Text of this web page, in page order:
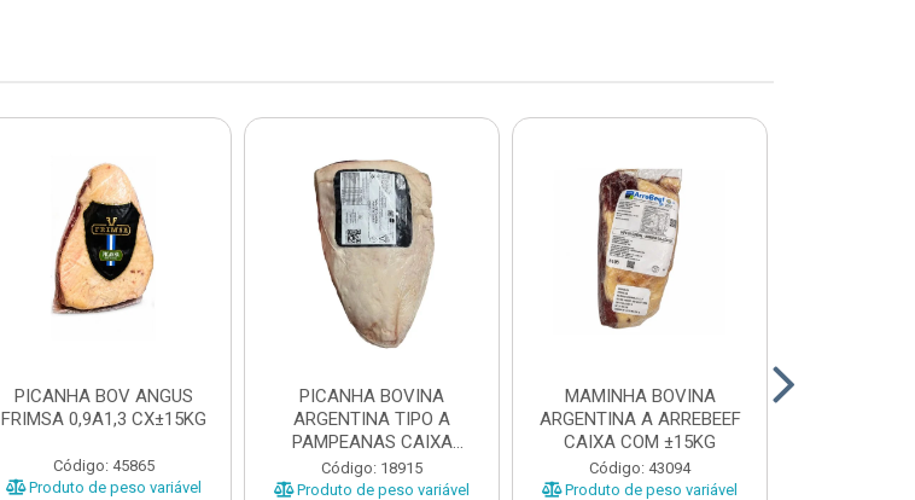
PICANHA BOV ANGUS
FRIMSA 0,9A1,3 CX±15KG
Código: 45865
Produto de peso variável
PICANHA BOVINA
ARGENTINA TIPO A
PAMPEANAS CAIXA
±20KG PEÇAS ...
Código: 18915
Produto de peso variável
MAMINHA BOVINA
ARGENTINA A ARREBEEF
CAIXA COM ±15KG
Código: 43094
Produto de peso variável